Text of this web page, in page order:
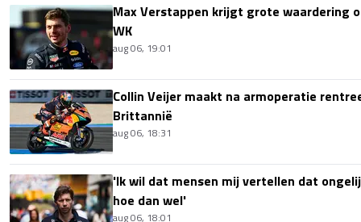
Max Verstappen krijgt grote waardering
WK
aug 06, 19:01
Collin Veijer maakt na armoperatie
Brittannië
aug 06, 18:31
'Ik wil dat mensen mij vertellen dat
hoe dan wel'
aug 06, 18:01